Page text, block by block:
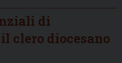
di
clero diocesano